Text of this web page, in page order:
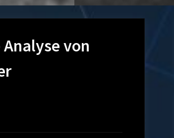
von